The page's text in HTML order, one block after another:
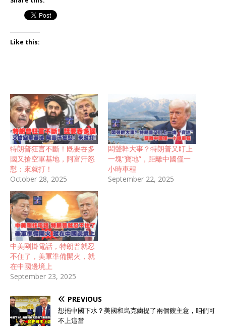
Like this:
特朗普狂言不斷！既要吞多
國又搶空軍基地，阿富汗怒
懟：來就打！
October 28, 2025
悶聲幹大事？特朗普又盯上
一塊“寶地”，距離中國僅一
小時車程
September 22, 2025
中美剛掛電話，特朗普就忍
不住了，美軍準備開火，就
在中國邊境上
September 23, 2025
PREVIOUS
想拖中國下水？美國和烏克蘭提了兩個餿主意，咱們可
不上這當